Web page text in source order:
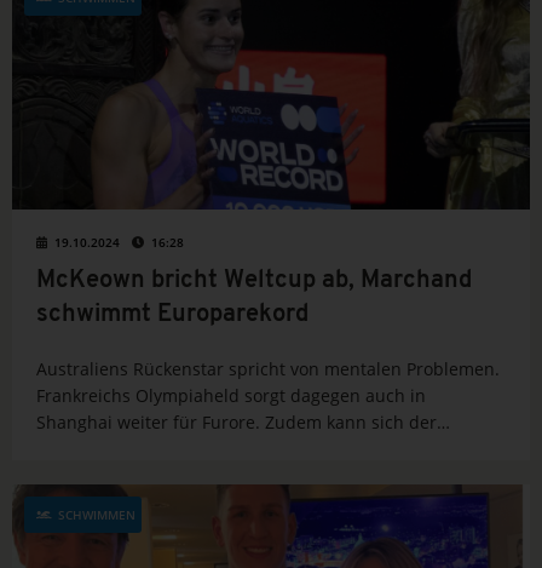
19.10.2024 16:28
McKeown bricht Weltcup ab, Marchand
schwimmt Europarekord
Australiens Rückenstar spricht von mentalen Problemen.
Frankreichs Olympiaheld sorgt dagegen auch in
Shanghai weiter für Furore. Zudem kann sich der
SCHWIMMEN